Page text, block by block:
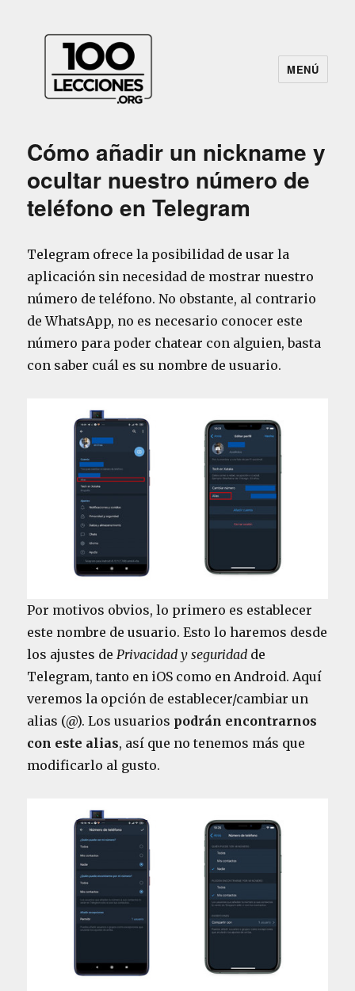
MENÚ
Cómo añadir un nickname y
ocultar nuestro número de
teléfono en Telegram
Telegram ofrece la posibilidad de usar la
aplicación sin necesidad de mostrar nuestro
número de teléfono. No obstante, al contrario
de WhatsApp, no es necesario conocer este
número para poder chatear con alguien, basta
con saber cuál es su nombre de usuario.
Por motivos obvios, lo primero es establecer
este nombre de usuario. Esto lo haremos desde
los ajustes de Privacidad y seguridad de
Telegram, tanto en iOS como en Android. Aquí
veremos la opción de establecer/cambiar un
alias (@). Los usuarios podrán encontrarnos
con este alias, así que no tenemos más que
modificarlo al gusto.